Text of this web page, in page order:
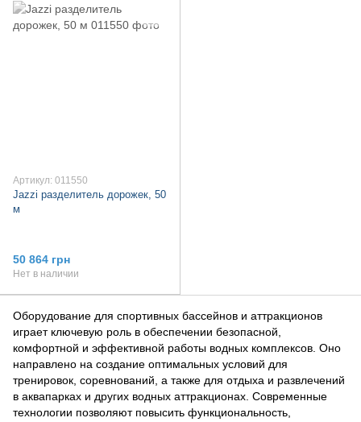
Артикул: 011550
Jazzi разделитель дорожек, 50
м
50 864 грн
Нет в наличии
Оборудование для спортивных бассейнов и аттракционов
играет ключевую роль в обеспечении безопасной,
комфортной и эффективной работы водных комплексов. Оно
направлено на создание оптимальных условий для
тренировок, соревнований, а также для отдыха и развлечений
в аквапарках и других водных аттракционах. Современные
технологии позволяют повысить функциональность,